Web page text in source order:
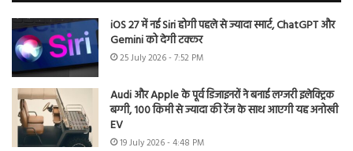
iOS 27 में नई Siri होगी पहले से ज्यादा स्मार्ट, ChatGPT और
Gemini को देगी टक्कर
25 July 2026 - 7:52 PM
Audi और Apple के पूर्व डिजाइनरों ने बनाई लग्जरी इलेक्ट्रिक
बग्गी, 100 किमी से ज्यादा की रेंज के साथ आएगी यह अनोखी
EV
19 July 2026 - 4:48 PM